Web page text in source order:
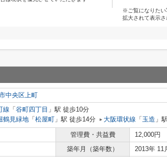
※ご覧になりたい
拡大されて表示さ
中央区上町
線 「 谷町四丁目 」駅 徒歩10分
鶴見緑地 「 松屋町 」駅 徒歩14分 大阪環状線 「 玉造 」
管理費・共益費
12,000円
築年月（築年数） 2013年 11